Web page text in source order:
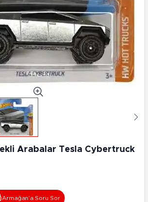
Arabalar Tesla Cybertruck
Armağan’a Soru Sor